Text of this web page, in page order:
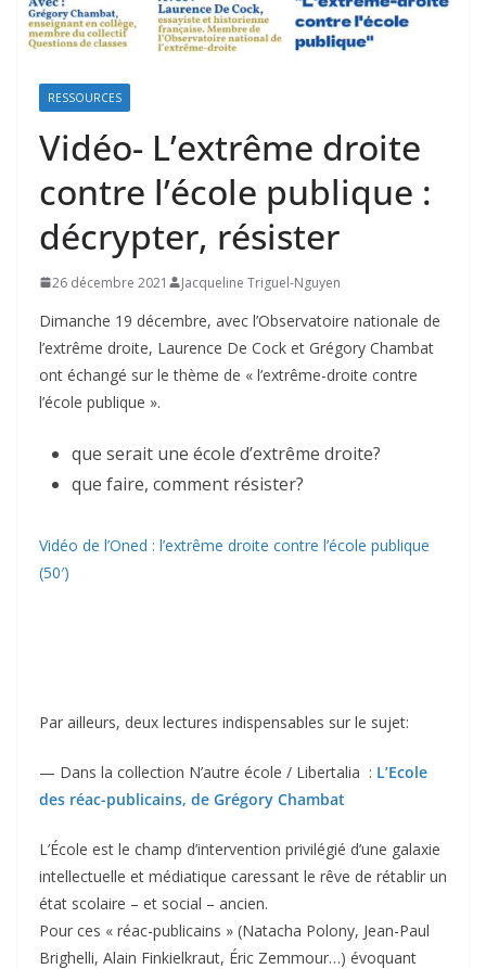
RESSOURCES
Vidéo- L’extrême droite
contre l’école publique :
décrypter, résister
26 décembre 2021 Jacqueline Triguel-Nguyen
Dimanche 19 décembre, avec l’Observatoire nationale de
l’extrême droite, Laurence De Cock et Grégory Chambat
ont échangé sur le thème de « l’extrême-droite contre
l’école publique ».
que serait une école d’extrême droite?
que faire, comment résister?
Vidéo de l’Oned : l’extrême droite contre l’école publique
(50′)
Par ailleurs, deux lectures indispensables sur le sujet:
— Dans la collection N’autre école / Libertalia : L’Ecole
des réac-publicains, de Grégory Chambat
L’École est le champ d’intervention privilégié d’une galaxie
intellectuelle et médiatique caressant le rêve de rétablir un
état scolaire – et social – ancien.
Pour ces « réac-publicains » (Natacha Polony, Jean-Paul
Brighelli, Alain Finkielkraut, Éric Zemmour…) évoquant